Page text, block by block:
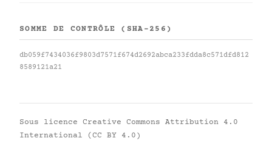
SOMME DE CONTRÔLE (SHA-256)
db059f7434036f9803d7571f674d2692abca233fdda8c571dfd812
8589121a21
Sous licence Creative Commons Attribution 4.0
International (CC BY 4.0)